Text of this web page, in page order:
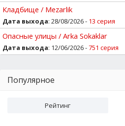
Кладбище / Mezarlik
Дата выхода: 28/08/2026 - 13 серия
Опасные улицы / Arka Sokaklar
Дата выхода: 12/06/2026 -751 серия
Популярное
Рейтинг